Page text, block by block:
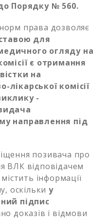
Порядку № 560.
права дозволяє
для
огляду на
є отримання
на
комісії
-
направлення під
позивача про
ВЛК відповідачем
інформації
оскільки у
підпис
доказів і відмови